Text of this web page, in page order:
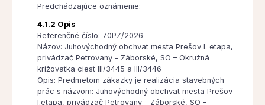
Predchádzajúce oznámenie:
4.1.2 Opis
Referenčné číslo: 70PZ/2026
Názov: Juhovýchodný obchvat mesta Prešov I. etapa,
privádzač Petrovany – Záborské, SO – Okružná
križovatka ciest III/3445 a III/3446
Opis: Predmetom zákazky je realizácia stavebných
prác s názvom: Juhovýchodný obchvat mesta Prešov
I.etapa, privádzač Petrovany – Záborské, SO –